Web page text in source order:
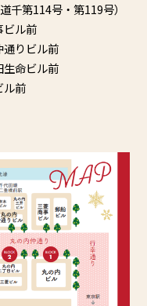
千第114号・第119号）
ビル前
りビル前
命ビル前
ル前